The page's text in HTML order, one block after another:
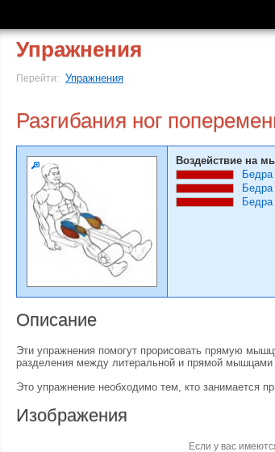
Упражнения
Перейти: Упражнения
Разгибания ног
Воздействие на
Бедра
Бедра
Бедра
Описание
Эти упражнения помогут прорисовать прямую
разделения между литеральной и прямой мышцами
Это упражнение необходимо тем, кто занимается
Изображения
Если у вас